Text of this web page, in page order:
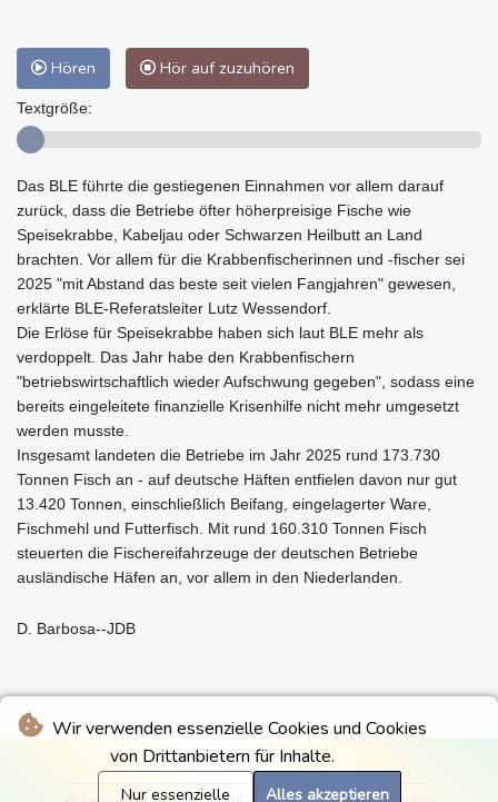
Wir verwenden essenzielle Cookies und Cookies
von Drittanbietern für Inhalte.
Nur essenzielle Alles akzeptieren
Hören Hör auf zuzuhören
Textgröße:
Das BLE führte die gestiegenen Einnahmen vor allem darauf
zurück, dass die Betriebe öfter höherpreisige Fische wie
Speisekrabbe, Kabeljau oder Schwarzen Heilbutt an Land
brachten. Vor allem für die Krabbenfischerinnen und -fischer sei
2025 "mit Abstand das beste seit vielen Fangjahren" gewesen,
erklärte BLE-Referatsleiter Lutz Wessendorf.
Die Erlöse für Speisekrabbe haben sich laut BLE mehr als
verdoppelt. Das Jahr habe den Krabbenfischern
"betriebswirtschaftlich wieder Aufschwung gegeben", sodass eine
bereits eingeleitete finanzielle Krisenhilfe nicht mehr umgesetzt
werden musste.
Insgesamt landeten die Betriebe im Jahr 2025 rund 173.730
Tonnen Fisch an - auf deutsche Häften entfielen davon nur gut
13.420 Tonnen, einschließlich Beifang, eingelagerter Ware,
Fischmehl und Futterfisch. Mit rund 160.310 Tonnen Fisch
steuerten die Fischereifahrzeuge der deutschen Betriebe
ausländische Häfen an, vor allem in den Niederlanden.
D. Barbosa--JDB